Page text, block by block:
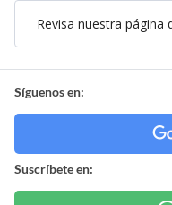
Revisa nuestra página
Síguenos en:
Suscríbete en: